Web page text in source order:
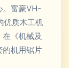
。富豪VH-
优质木工机
《机械及
的机用锯片